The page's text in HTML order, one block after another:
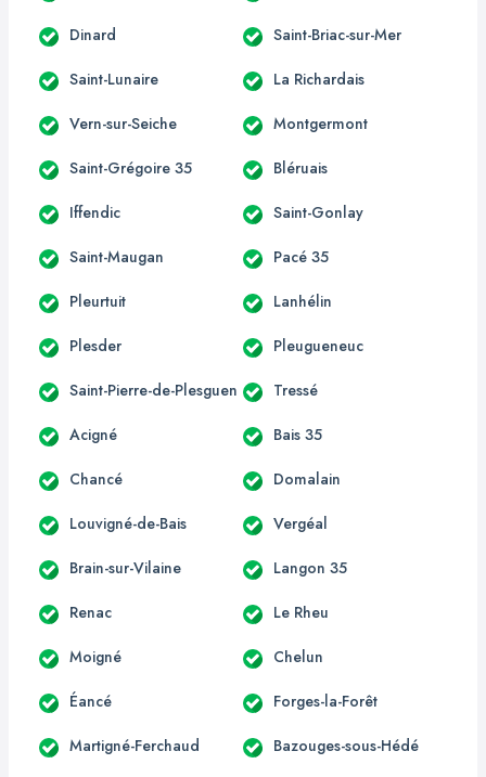
Dinard Saint-Briac-sur-Mer
Saint-Lunaire La Richardais
Vern-sur-Seiche Montgermont
Saint-Grégoire 35 Bléruais
Iffendic Saint-Gonlay
Saint-Maugan Pacé 35
Pleurtuit Lanhélin
Plesder Pleugueneuc
Saint-Pierre-de-Plesguen Tressé
Acigné Bais 35
Chancé Domalain
Louvigné-de-Bais Vergéal
Brain-sur-Vilaine Langon 35
Renac Le Rheu
Moigné Chelun
Éancé Forges-la-Forêt
Martigné-Ferchaud Bazouges-sous-Hédé